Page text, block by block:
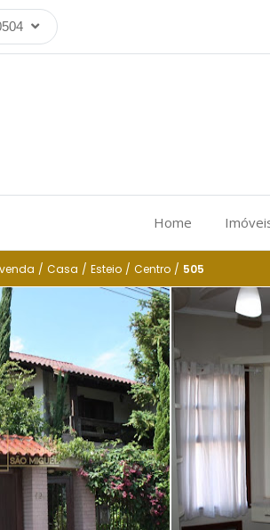
Home
/ Casa / Esteio / Centro / 505